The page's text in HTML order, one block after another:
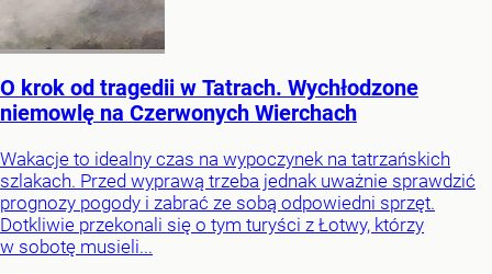
O krok od tragedii w Tatrach. Wychłodzone
niemowlę na Czerwonych Wierchach
Wakacje to idealny czas na wypoczynek na tatrzańskich
szlakach. Przed wyprawą trzeba jednak uważnie sprawdzić
prognozy pogody i zabrać ze sobą odpowiedni sprzęt.
Dotkliwie przekonali się o tym turyści z Łotwy, którzy
w sobotę musieli...